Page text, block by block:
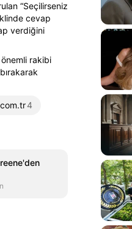
“Seçilirseniz
cevap
verdiğini
rakibi
4